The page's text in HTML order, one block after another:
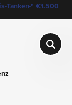
mir?
Tanken-" €1.500